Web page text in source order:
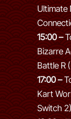
Ultimate
15:00 –
Bizarre
Battle R
17:00 –
Kart
Switch